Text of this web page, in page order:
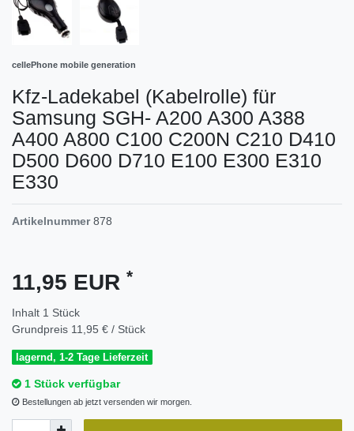
cellePhone mobile generation
Kfz-Ladekabel (Kabelrolle) für
Samsung SGH- A200 A300 A388
A400 A800 C100 C200N C210 D410
D500 D600 D710 E100 E300 E310
E330
Artikelnummer 878
11,95 EUR *
Inhalt 1 Stück
Grundpreis 11,95 € / Stück
lagernd, 1-2 Tage Lieferzeit
1 Stück verfügbar
Bestellungen ab jetzt versenden wir morgen.